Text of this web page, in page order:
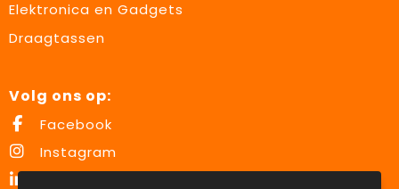
Elektronica en Gadgets
Draagtassen
Volg ons op:
Facebook
Instagram